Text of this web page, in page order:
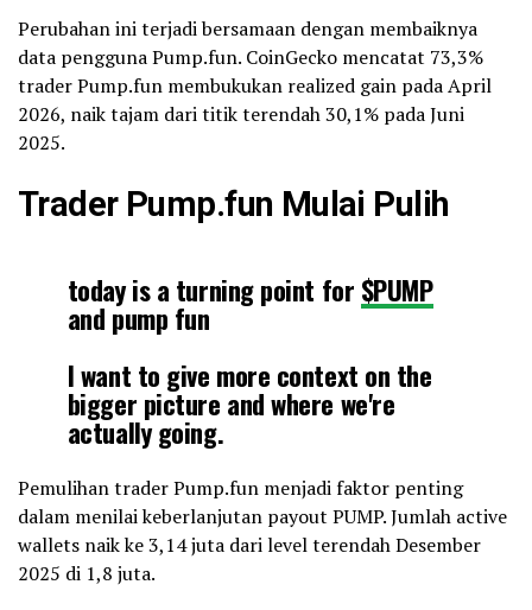
Perubahan ini terjadi bersamaan dengan membaiknya
data pengguna Pump.fun. CoinGecko mencatat 73,3%
trader Pump.fun membukukan realized gain pada April
2026, naik tajam dari titik terendah 30,1% pada Juni
2025.
Trader Pump.fun Mulai Pulih
today is a turning point for $PUMP
and pump fun
I want to give more context on the
bigger picture and where we're
actually going.
over the past ~9 months, 100% of
revenue went into buybacks. basically
no other platform in crypto has done
that at this scale.
Pemulihan trader Pump.fun menjadi faktor penting
dalam menilai keberlanjutan payout PUMP. Jumlah active
wallets naik ke 3,14 juta dari level terendah Desember
2025 di 1,8 juta.